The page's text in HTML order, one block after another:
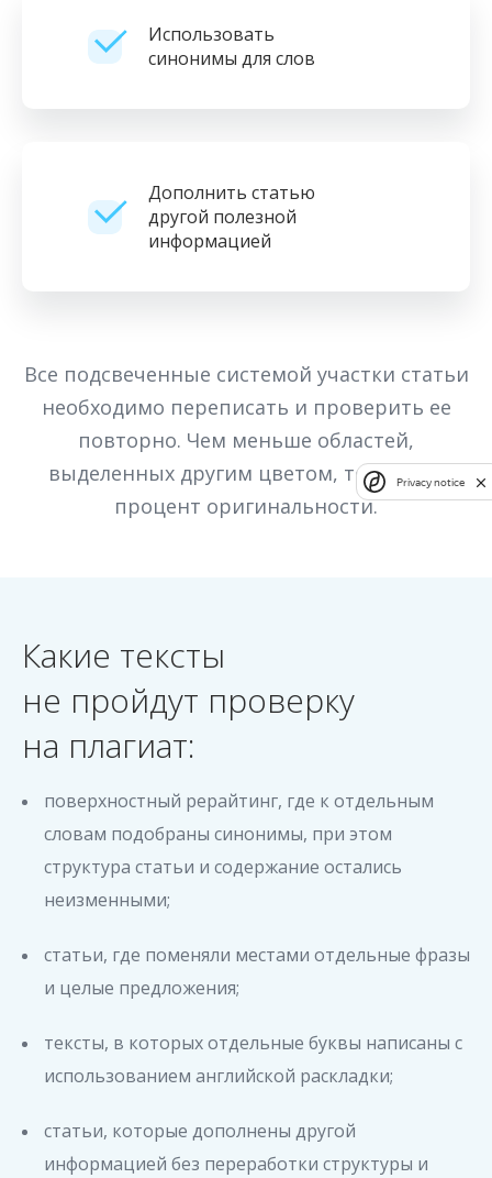
Использовать
синонимы для слов
Дополнить статью
другой полезной
информацией
Все подсвеченные системой участки статьи
необходимо переписать и проверить ее
повторно. Чем меньше областей,
выделенных другим цветом, тем выше
процент оригинальности.
Какие тексты
не пройдут проверку
на плагиат:
поверхностный рерайтинг, где к отдельным
словам подобраны синонимы, при этом
структура статьи и содержание остались
неизменными;
статьи, где поменяли местами отдельные фразы
и целые предложения;
тексты, в которых отдельные буквы написаны с
использованием английской раскладки;
статьи, которые дополнены другой
информацией без переработки структуры и
Privacy notice